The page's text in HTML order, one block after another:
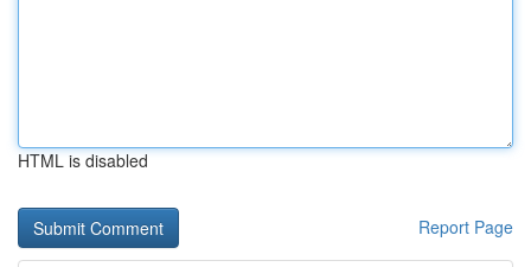
HTML is disabled
Report Page